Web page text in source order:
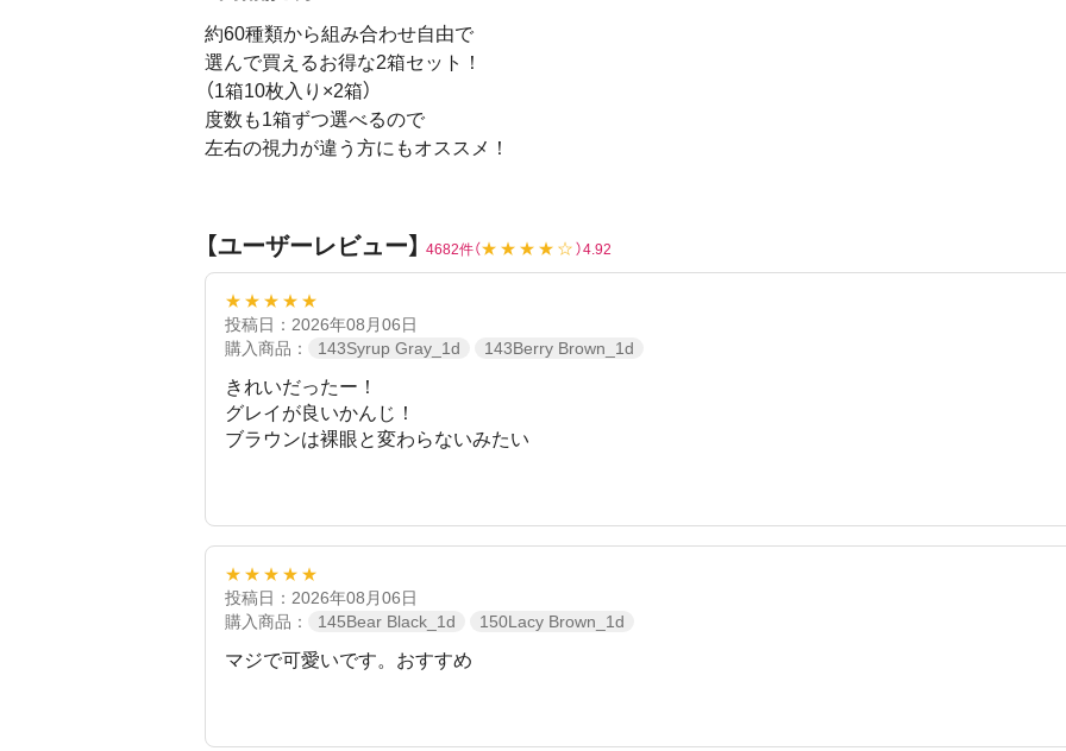
約60種類から組み合わせ自由で
選んで買えるお得な2箱セット！
（1箱10枚入り×2箱）
度数も1箱ずつ選べるので
左右の視力が違う方にもオススメ！
【ユーザーレビュー】 4682件（★★★★☆ ）4.92
★★★★★
投稿日：2026年08月06日
購入商品：
143Syrup Gray_1d 143Berry Brown_1d
きれいだったー！
グレイが良いかんじ！
ブラウンは裸眼と変わらないみたい
★★★★★
投稿日：2026年08月06日
購入商品：
145Bear Black_1d 150Lacy Brown_1d
マジで可愛いです。おすすめ